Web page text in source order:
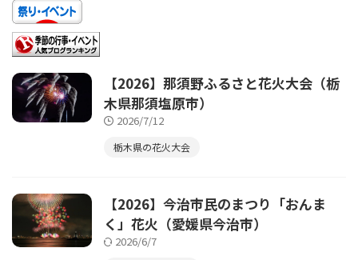
【2026】那須野ふるさと花火大会（栃
木県那須塩原市）
2026/7/12
栃木県の花火大会
【2026】今治市民のまつり「おんま
く」花火（愛媛県今治市）
2026/6/7